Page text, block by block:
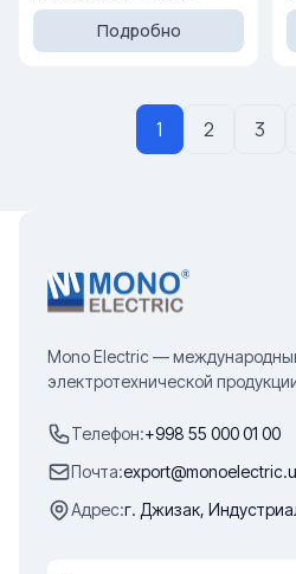
Подробно
1 2 3
Mono Electric —
электротехнической
Телефон:+998 55 000 01 00
Почта:
Адрес:г. Джизак,